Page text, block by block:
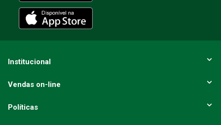
Institucional
Vendas on-line
Políticas